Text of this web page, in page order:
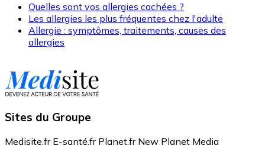
Quelles sont vos allergies cachées ?
Les allergies les plus fréquentes chez l'adulte
Allergie : symptômes, traitements, causes des
allergies
Sites du Groupe
Medisite.fr E-santé.fr Planet.fr New Planet Media